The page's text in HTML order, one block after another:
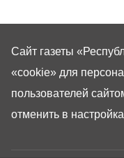
Сайт газеты
«cookie» для
пользователей
отменить в